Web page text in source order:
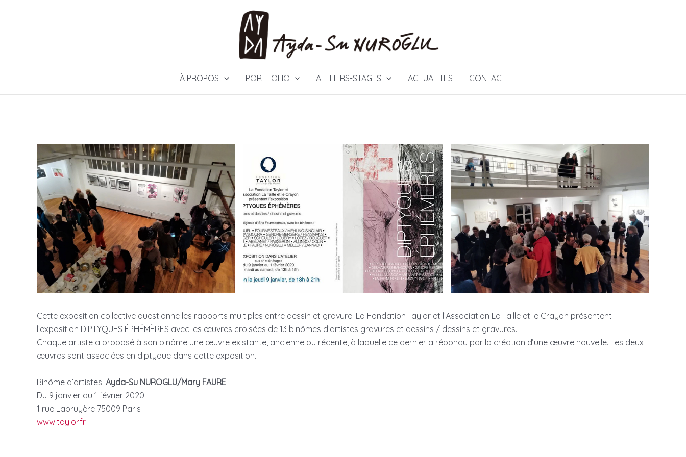
À PROPOS PORTFOLIO ATELIERS-STAGES ACTUALITES CONTACT
Cette exposition collective questionne les rapports multiples entre dessin et gravure. La Fondation Taylor et l’Association La Taille et le Crayon présentent
l’exposition DIPTYQUES ÉPHÉMÈRES avec les œuvres croisées de 13 binômes d’artistes gravures et dessins / dessins et gravures.
Chaque artiste a proposé à son binôme une œuvre existante, ancienne ou récente, à laquelle ce dernier a répondu par la création d’une œuvre nouvelle. Les deux
œuvres sont associées en diptyque dans cette exposition.
Binôme d’artistes: Ayda-Su NUROGLU/Mary FAURE
Du 9 janvier au 1 février 2020
1 rue Labruyère 75009 Paris
www.taylor.fr